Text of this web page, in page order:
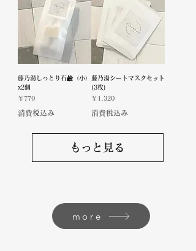
藤乃湯しっとり石鹼（小）
x2個
価格
￥770
消費税込み
藤乃湯シートマスクセット
(3枚)
価格
￥1,320
消費税込み
もっと見る
more